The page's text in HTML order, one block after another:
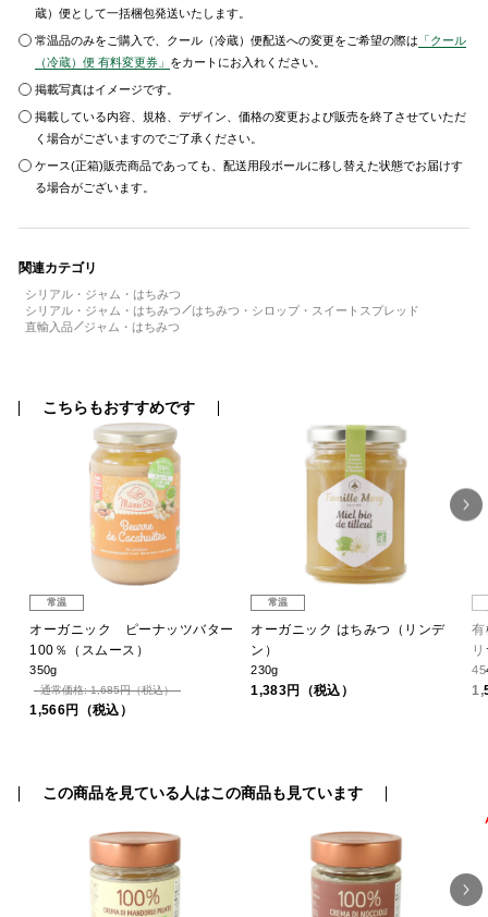
蔵）便として一括梱包発送いたします。
常温品のみをご購入で、クール（冷蔵）便配送への変更をご希望の際は 「クール
（冷蔵）便 有料変更券」 をカートにお入れください。
掲載写真はイメージです。
掲載している内容、規格、デザイン、価格の変更および販売を終了させていただ
く場合がございますのでご了承ください。
ケース(正箱)販売商品であっても、配送用段ボールに移し替えた状態でお届けす
る場合がございます。
関連カテゴリ
シリアル・ジャム・はちみつ
シリアル・ジャム・はちみつ
はちみつ・シロップ・スイートスプレッド
直輸入品
ジャム・はちみつ
こちらもおすすめです
常温
オーガニック ピーナッツバター
100％（スムース）
350g
通常価格: 1,685円（税込）
1,566円（税込）
常温
オーガニック はちみつ（リンデ
ン）
230g
1,383円（税込）
この商品を見ている人はこの商品も見ています